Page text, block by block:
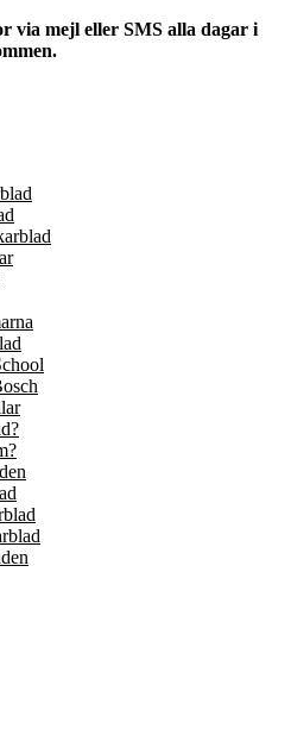
via mejl eller SMS alla dagar i